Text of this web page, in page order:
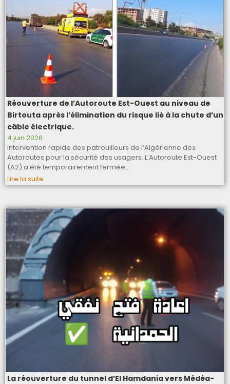
Réouverture de l’Autoroute Est-Ouest au niveau de
Birtouta après l’élimination du risque lié à la chute d’un
câble électrique.
4 juin 2026
Intervention rapide des patrouilleurs de l’Algérienne des
Autoroutes pour la sécurité des usagers. L’Autoroute Est-Ouest
(A2) a été temporairement fermée…
Lire la suite
La réouverture du tunnel d’El Hamdania vers Médéa-